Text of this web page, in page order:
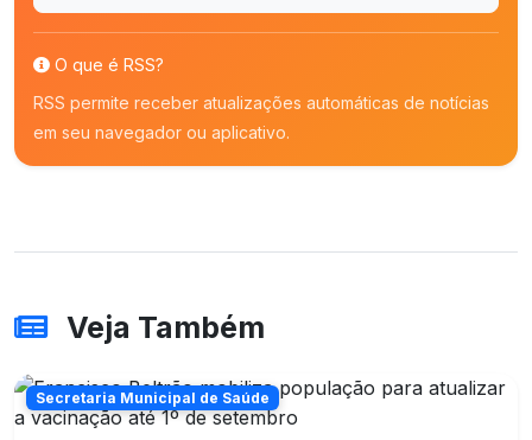
O que é RSS?
RSS permite receber atualizações automáticas de notícias
em seu navegador ou aplicativo.
Veja Também
Secretaria Municipal de Saúde